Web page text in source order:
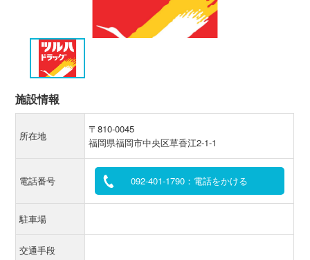
施設情報
所在地
〒810-0045
福岡県福岡市中央区草香江2-1-1
電話番号 092-401-1790：電話をかける
駐車場
交通手段